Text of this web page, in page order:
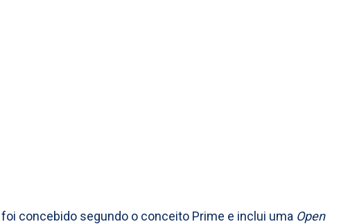
concebido segundo o conceito Prime e inclui uma Open